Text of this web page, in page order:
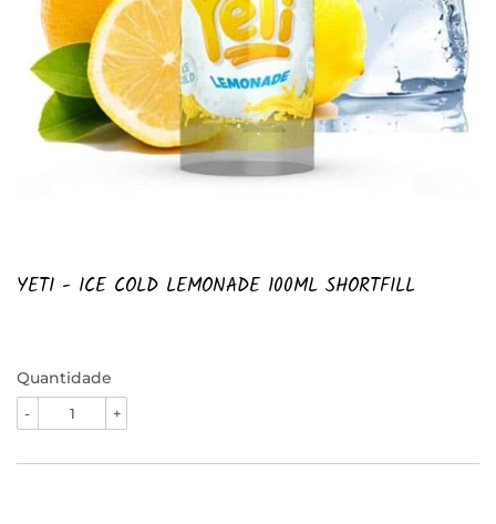
YETI - ICE COLD LEMONADE 100ML SHORTFILL
Quantidade
+
-